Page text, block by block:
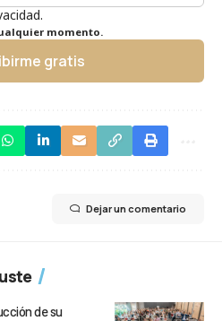
momento.
gratis
Dejar un comentario
de su